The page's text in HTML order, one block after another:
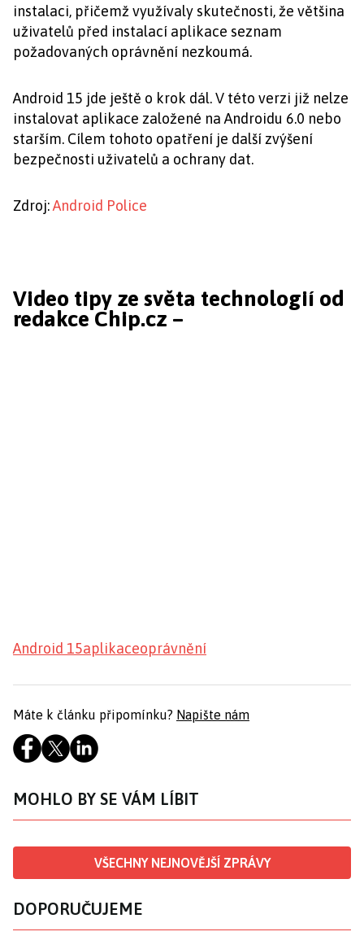
instalaci, přičemž využívaly skutečnosti, že většina
uživatelů před instalací aplikace seznam
požadovaných oprávnění nezkoumá.
Android 15 jde ještě o krok dál. V této verzi již nelze
instalovat aplikace založené na Androidu 6.0 nebo
starším. Cílem tohoto opatření je další zvýšení
bezpečnosti uživatelů a ochrany dat.
Zdroj:Android Police
Video tipy ze světa technologií od
redakce Chip.cz –
Android 15aplikaceoprávnění
Máte k článku připomínku? Napište nám
MOHLO BY SE VÁM LÍBIT
VŠECHNY NEJNOVĚJŠÍ ZPRÁVY
DOPORUČUJEME